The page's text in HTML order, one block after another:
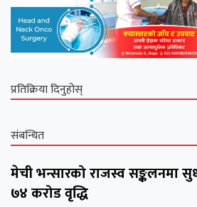
प्रतिक्रिया दिनुहोस्
संबन्धित
मेची भन्सारको राजस्व सङ्कलनमा
७४ करोड वृद्धि